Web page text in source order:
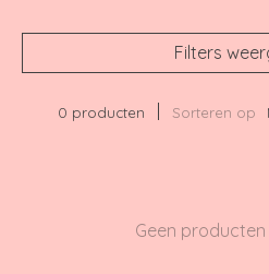
Filters
0 producten Sorteren op
Geen